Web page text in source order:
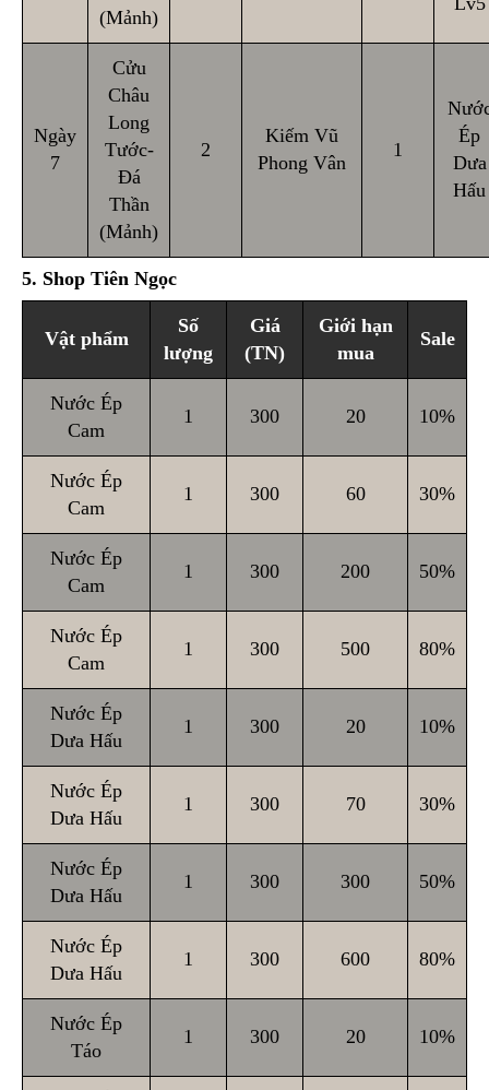
(Mảnh)
Ngày
7
Cửu
Châu
Long
Tước-
Đá
Thần
(Mảnh)
2
Kiếm Vũ
Phong Vân
1
Ép
Dưa
Hấu
5. Shop Tiên Ngọc
Vật phẩm
Số
lượng
Giá
(TN)
Giới hạn
mua
Sale
Nước Ép
Cam
1 300 20 10%
Nước Ép
Cam
1 300 60 30%
Nước Ép
Cam
1 300 200 50%
Nước Ép
Cam
1 300 500 80%
Nước Ép
Dưa Hấu
1 300 20 10%
Nước Ép
Dưa Hấu
1 300 70 30%
Nước Ép
Dưa Hấu
1 300 300 50%
Nước Ép
Dưa Hấu
1 300 600 80%
Nước Ép
Táo
1 300 20 10%